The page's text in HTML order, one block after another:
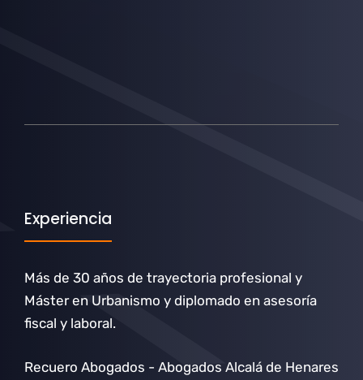
Experiencia
Más de 30 años de trayectoria profesional y
Máster en Urbanismo y diplomado en asesoría
fiscal y laboral.
Recuero Abogados - Abogados Alcalá de Henares